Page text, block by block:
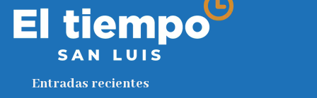
Entradas recientes